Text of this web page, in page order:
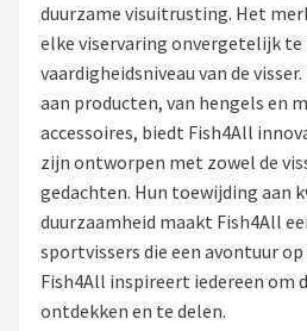
Hengelsoorten
Hengels
Molens
Dobbers
Kunstaas
Shop
duurzame visuitrusting. Het
elke viservaring onvergetelijk
vaardigheidsniveau van de
aan producten, van hengels en
accessoires, biedt Fish4All
zijn ontworpen met zowel de
gedachten. Hun toewijding aan
duurzaamheid maakt Fish4All
sportvissers die een avontuur
Fish4All inspireert iedereen om
ontdekken en te delen.